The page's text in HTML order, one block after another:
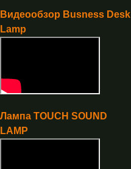
Видеообзор Busness Desk
Lamp
Лампа TOUCH SOUND
LAMP